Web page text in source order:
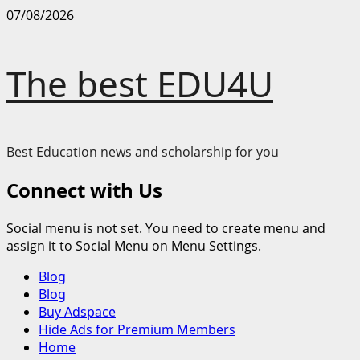
Skip
07/08/2026
The best EDU4U
Best Education news and scholarship for you
Connect with Us
Social menu is not set. You need to create menu and
assign it to Social Menu on Menu Settings.
Primary
Menu
Blog
Blog
Buy Adspace
Hide Ads for Premium Members
Home